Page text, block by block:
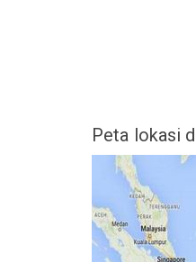
Peta lokasi